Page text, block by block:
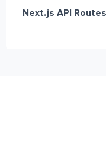
Next.js API